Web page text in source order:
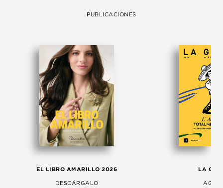
PUBLICACIONES
EL LIBRO AMARILLO 2026
DESCÁRGALO
LA